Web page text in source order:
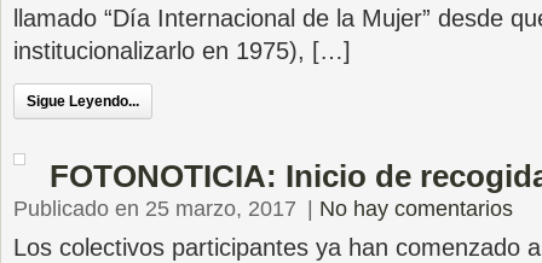
llamado “Día Internacional de la Mujer” desde
institucionalizarlo en 1975), […]
Sigue Leyendo...
FOTONOTICIA: Inicio de
Publicado en 25 marzo, 2017 No hay comentarios
Los colectivos participantes ya han comenzado